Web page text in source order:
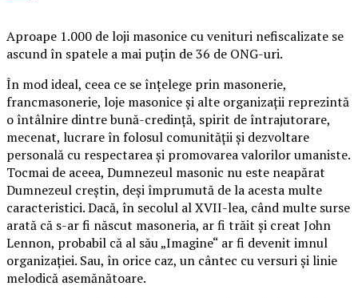
Aproape 1.000 de loji masonice cu venituri nefiscalizate se
ascund în spatele a mai puțin de 36 de ONG-uri.
În mod ideal, ceea ce se înțelege prin masonerie,
francmasonerie, loje masonice și alte organizații reprezintă
o întâlnire dintre bună-credință, spirit de întrajutorare,
mecenat, lucrare în folosul comunității și dezvoltare
personală cu respectarea și promovarea valorilor umaniste.
Tocmai de aceea, Dumnezeul masonic nu este neapărat
Dumnezeul creștin, deși împrumută de la acesta multe
caracteristici. Dacă, în secolul al XVII-lea, când multe surse
arată că s-ar fi născut masoneria, ar fi trăit și creat John
Lennon, probabil că al său „Imagine“ ar fi devenit imnul
organizației. Sau, în orice caz, un cântec cu versuri și linie
melodică asemănătoare.